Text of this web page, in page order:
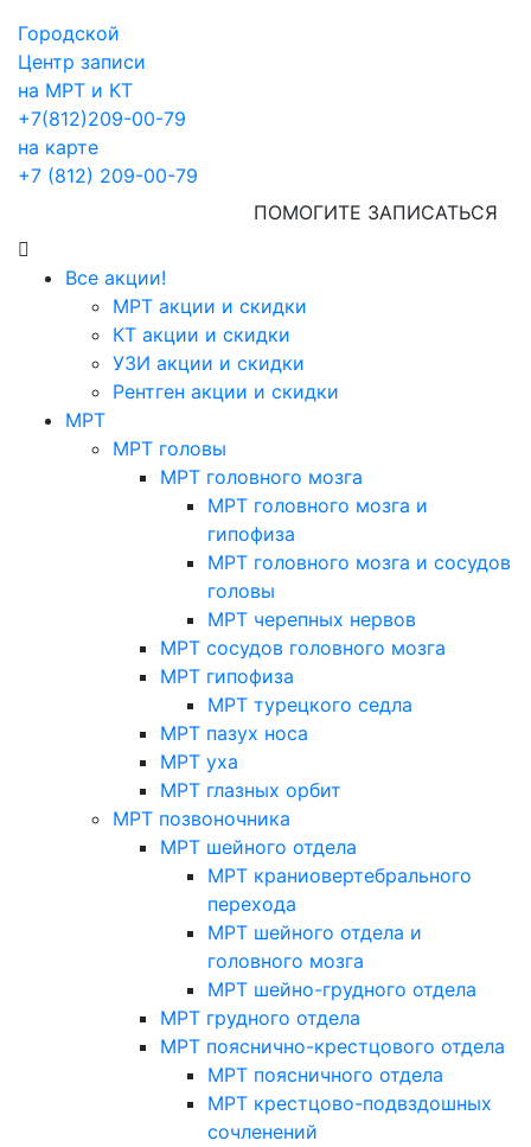
Городской
Центр записи
на МРТ и КТ
+7(812)209-00-79
на карте
+7 (812) 209-00-79
ПОМОГИТЕ ЗАПИСАТЬСЯ
Все акции!
МРТ акции и скидки
КТ акции и скидки
УЗИ акции и скидки
Рентген акции и скидки
МРТ
МРТ головы
МРТ головного мозга
МРТ головного мозга и
гипофиза
МРТ головного мозга и сосудов
головы
МРТ черепных нервов
МРТ сосудов головного мозга
МРТ гипофиза
МРТ турецкого седла
МРТ пазух носа
МРТ уха
МРТ глазных орбит
МРТ позвоночника
МРТ шейного отдела
МРТ краниовертебрального
перехода
МРТ шейного отдела и
головного мозга
МРТ шейно-грудного отдела
МРТ грудного отдела
МРТ пояснично-крестцового отдела
МРТ поясничного отдела
МРТ крестцово-подвздошных
сочленений